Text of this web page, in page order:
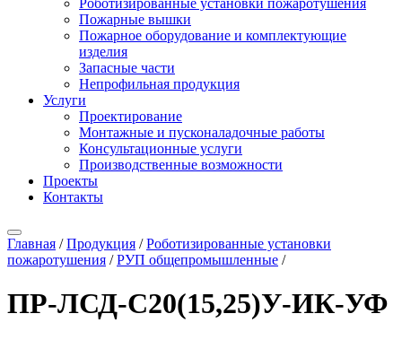
Роботизированные установки пожаротушения
Пожарные вышки
Пожарное оборудование и комплектующие
изделия
Запасные части
Непрофильная продукция
Услуги
Проектирование
Монтажные и пусконаладочные работы
Консультационные услуги
Производственные возможности
Проекты
Контакты
Главная /Продукция /Роботизированные установки
пожаротушения /РУП общепромышленные /
ПР-ЛСД-С20(15,25)У-ИК-УФ